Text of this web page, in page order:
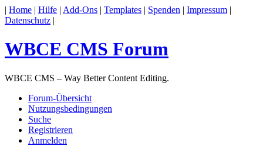
| Home | Hilfe | Add-Ons | Templates | Spenden | Impressum |
Datenschutz |
WBCE CMS Forum
WBCE CMS – Way Better Content Editing.
Forum-Übersicht
Nutzungsbedingungen
Suche
Registrieren
Anmelden